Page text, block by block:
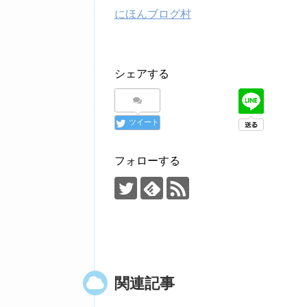
にほんブログ村
シェアする
ツイート
フォローする
関連記事